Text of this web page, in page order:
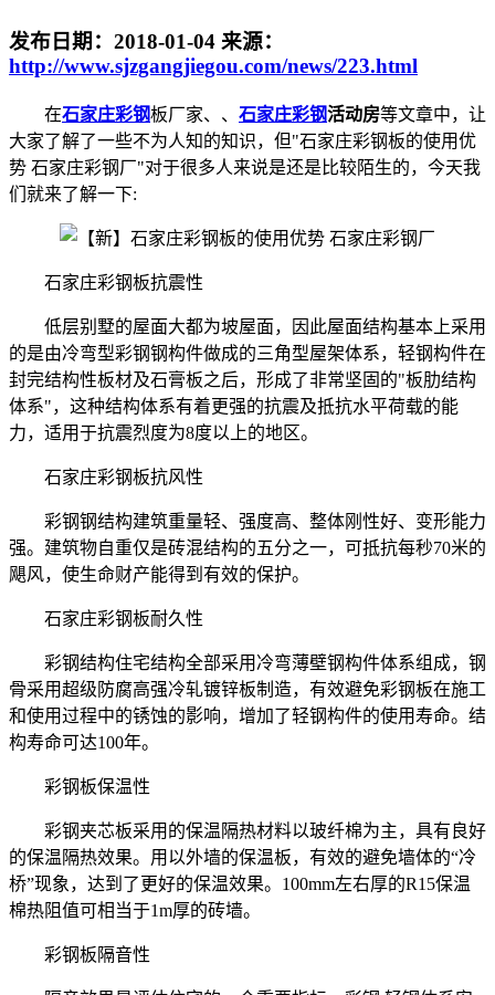
发布日期： 2018-01-04 来源：
http://www.sjzgangjiegou.com/news/223.html
在石家庄彩钢板厂家、、 石家庄彩钢活动房等文章中，让
大家了解了一些不为人知的知识，但"石家庄彩钢板的使用优
势 石家庄彩钢厂"对于很多人来说是还是比较陌生的，今天我
们就来了解一下:
石家庄彩钢板抗震性
低层别墅的屋面大都为坡屋面，因此屋面结构基本上采用
的是由冷弯型彩钢钢构件做成的三角型屋架体系，轻钢构件在
封完结构性板材及石膏板之后，形成了非常坚固的"板肋结构
体系"，这种结构体系有着更强的抗震及抵抗水平荷载的能
力，适用于抗震烈度为8度以上的地区。
石家庄彩钢板抗风性
彩钢钢结构建筑重量轻、强度高、整体刚性好、变形能力
强。建筑物自重仅是砖混结构的五分之一，可抵抗每秒70米的
飓风，使生命财产能得到有效的保护。
石家庄彩钢板耐久性
彩钢结构住宅结构全部采用冷弯薄壁钢构件体系组成，钢
骨采用超级防腐高强冷轧镀锌板制造，有效避免彩钢板在施工
和使用过程中的锈蚀的影响，增加了轻钢构件的使用寿命。结
构寿命可达100年。
彩钢板保温性
彩钢夹芯板采用的保温隔热材料以玻纤棉为主，具有良好
的保温隔热效果。用以外墙的保温板，有效的避免墙体的“冷
桥”现象，达到了更好的保温效果。100mm左右厚的R15保温
棉热阻值可相当于1m厚的砖墙。
彩钢板隔音性